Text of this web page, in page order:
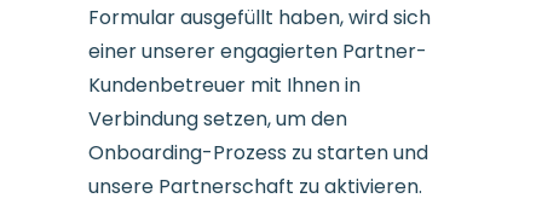
Formular ausgefüllt haben, wird sich
einer unserer engagierten Partner-
Kundenbetreuer mit Ihnen in
Verbindung setzen, um den
Onboarding-Prozess zu starten und
unsere Partnerschaft zu aktivieren.